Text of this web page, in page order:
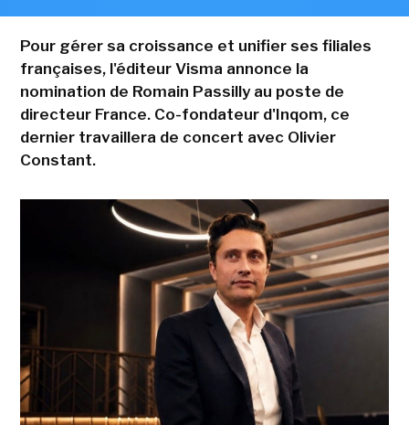
Pour gérer sa croissance et unifier ses filiales
françaises, l'éditeur Visma annonce la
nomination de Romain Passilly au poste de
directeur France. Co-fondateur d'Inqom, ce
dernier travaillera de concert avec Olivier
Constant.